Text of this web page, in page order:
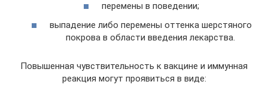
перемены в поведении;
выпадение либо перемены оттенка шерстяного
покрова в области введения лекарства.
Повышенная чувствительность к вакцине и иммунная
реакция могут проявиться в виде: